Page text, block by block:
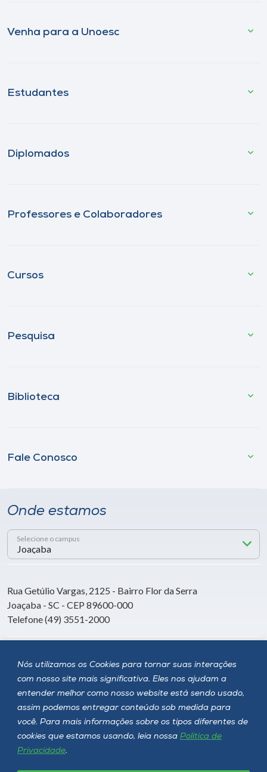
Nós utilizamos os Cookies para tornar suas interações
com nosso site mais significativa. Eles nos ajudam a
entender melhor como nosso website está sendo usado,
assim podemos entregar conteúdo sob medida para
você. Para mais informações sobre os tipos diferentes de
cookies que estamos usando, leia nossa Política de
Privacidade.
Venha para a Unoesc
Estudantes
Diplomados
Professores e Colaboradores
Cursos
Pesquisa
Biblioteca
Fale Conosco
Onde estamos
Selecione o campus
Rua Getúlio Vargas, 2125 - Bairro Flor da Serra
Joaçaba - SC - CEP 89600-000
Telefone (49) 3551-2000
Siga a Unoesc